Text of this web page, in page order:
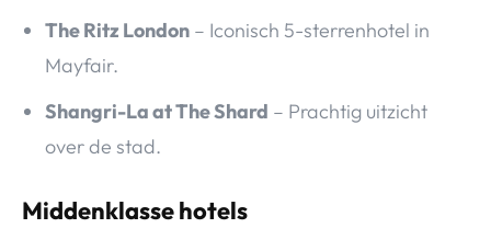
The Ritz London – Iconisch 5-sterrenhotel in
Mayfair.
Shangri-La at The Shard – Prachtig uitzicht
over de stad.
Middenklasse hotels